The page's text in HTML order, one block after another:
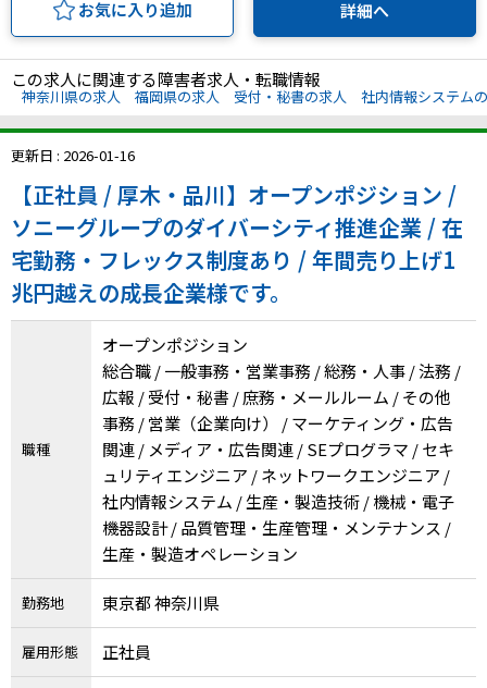
お気に入り追加 詳細へ
この求人に関連する障害者求人・転職情報
神奈川県の求人 福岡県の求人 受付・秘書の求人 社内情報システム
更新日 : 2026-01-16
【正社員 / 厚木・品川】オープンポジション /
ソニーグループのダイバーシティ推進企業 / 在
宅勤務・フレックス制度あり / 年間売り上げ1
兆円越えの成長企業様です。
職種
オープンポジション
総合職 / 一般事務・営業事務 / 総務・人事 / 法務 /
広報 / 受付・秘書 / 庶務・メールルーム / その他
事務 / 営業（企業向け） / マーケティング・広告
関連 / メディア・広告関連 / SEプログラマ / セキ
ュリティエンジニア / ネットワークエンジニア /
社内情報システム / 生産・製造技術 / 機械・電子
機器設計 / 品質管理・生産管理・メンテナンス /
生産・製造オペレーション
勤務地 東京都 神奈川県
雇用形態 正社員
しいたけ生産で実現する
新しい障害者雇用支援サービス
法人向けページ
メニューを閉じる